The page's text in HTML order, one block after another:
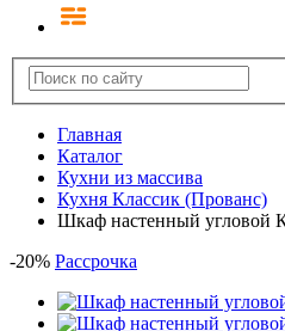
Главная
Каталог
Кухни из массива
Кухня Классик (Прованс)
Шкаф настенный угловой
-20% Рассрочка